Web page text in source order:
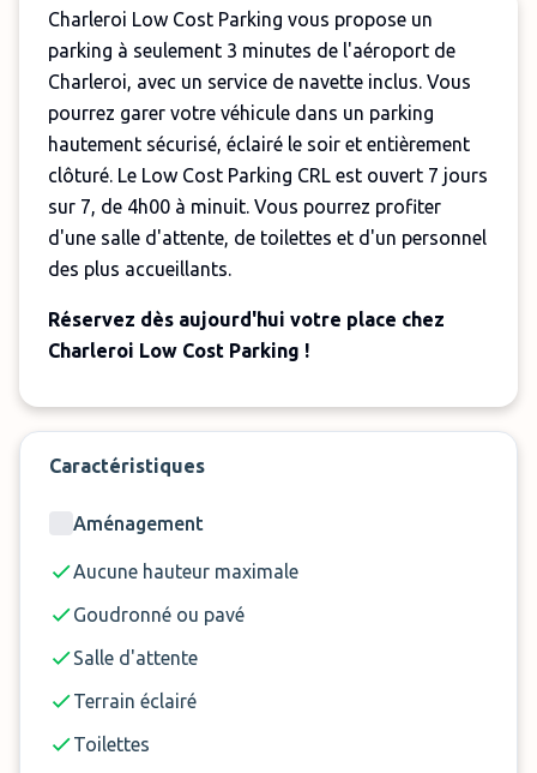
Charleroi Low Cost Parking vous propose un
parking à seulement 3 minutes de l'aéroport de
Charleroi, avec un service de navette inclus. Vous
pourrez garer votre véhicule dans un parking
hautement sécurisé, éclairé le soir et entièrement
clôturé. Le Low Cost Parking CRL est ouvert 7 jours
sur 7, de 4h00 à minuit. Vous pourrez profiter
d'une salle d'attente, de toilettes et d'un personnel
des plus accueillants.
Réservez dès aujourd'hui votre place chez
Charleroi Low Cost Parking !
sur place.
heures du matin.
Caractéristiques
Aménagement
Aucune hauteur maximale
Goudronné ou pavé
Salle d'attente
Terrain éclairé
Toilettes